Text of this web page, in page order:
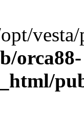
orca88-